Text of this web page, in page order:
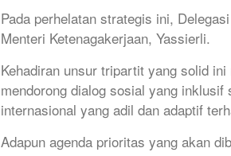
Pada perhelatan strategis ini,
Menteri Ketenagakerjaan, Yassierli.
Kehadiran unsur tripartit yang solid
mendorong dialog sosial yang
internasional yang adil dan adaptif
Adapun agenda prioritas yang akan